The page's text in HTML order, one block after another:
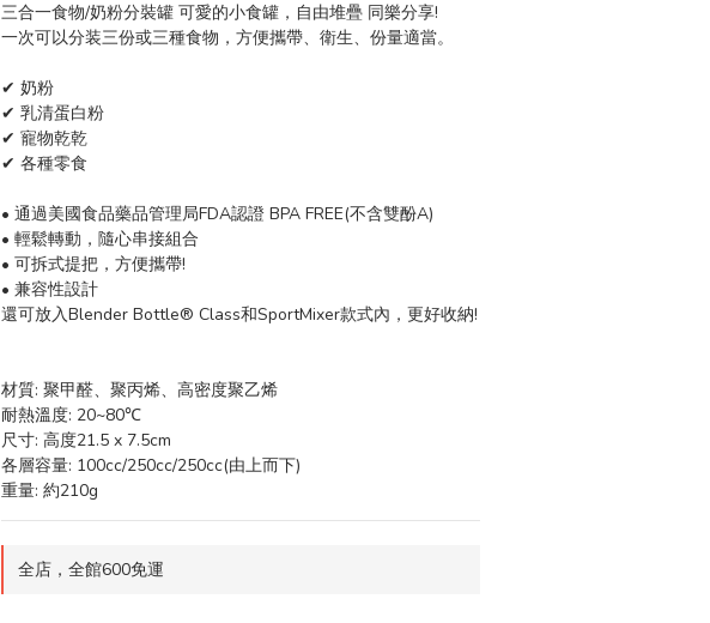
三合一食物/奶粉分裝罐 可愛的小食罐，自由堆疊 同樂分享!
一次可以分装三份或三種食物，方便攜帶、衛生、份量適當。
✔ 奶粉
✔ 乳清蛋白粉
✔ 寵物乾乾
✔ 各種零食
• 通過美國食品藥品管理局FDA認證 BPA FREE(不含雙酚A)
• 輕鬆轉動，隨心串接組合
• 可拆式提把，方便攜帶!
• 兼容性設計
還可放入Blender Bottle® Class和SportMixer款式內，更好收納!
材質: 聚甲醛、聚丙烯、高密度聚乙烯
耐熱溫度: 20~80℃
尺寸: 高度21.5 x 7.5cm
各層容量: 100cc/250cc/250cc(由上而下)
重量: 約210g
全店，全館600免運